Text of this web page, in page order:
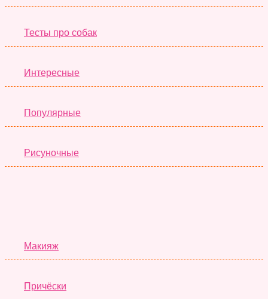
Тесты про собак
Интересные
Популярные
Рисуночные
Макияж
Причёски